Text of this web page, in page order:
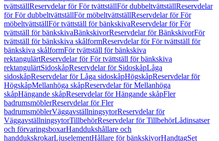
tvättställReservdelar för För tvättställFör dubbeltvättställReservdelar
för För dubbeltvättställFör möbeltvättställReservdelar för För
möbeltvättställFör tvättställ för bänkskivaReservdelar för För
tvättställ för bänkskivaBänkskivorReservdelar för BänkskivorFör
tvättställ för bänkskiva skålformReservdelar för För tvättställ för
bänkskiva skålformFör tvättställ för bänkskiva
rektangulärtReservdelar för För tvättställ för bänkskiva
rektangulärtSidoskåpReservdelar för SidoskåpLåga
sidoskåpReservdelar för Låga sidoskåpHögskåpReservdelar för
HögskåpMellanhöga skåpReservdelar för Mellanhöga
skåpHängande skåpReservdelar för Hängande skåpFler
badrumsmöblerReservdelar för Fler
badrumsmöblerVäggavställningsytorReservdelar för
VäggavställningsytorTillbehörReservdelar för TillbehörLådinsatser
och förvaringsboxarHanddukshållare och
handdukskrokarLjuselementHållare för bänkskivorHandtagSet